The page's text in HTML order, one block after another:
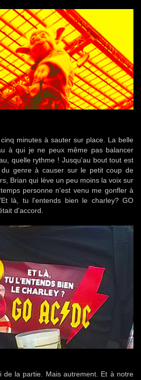
minutes à sauter sur place. La belle
à qui je ne peux même pas balancer
quelle rythme ! Jusqu'au bout tout est
genre à causer sur le petit coup de
Brian qui lève un peu moins la voix sur
personne n'est venu me gonfler à
là, tu l'entends bien le charley? GO
d'accord.
de la partie. Mais autrement. Et à notre